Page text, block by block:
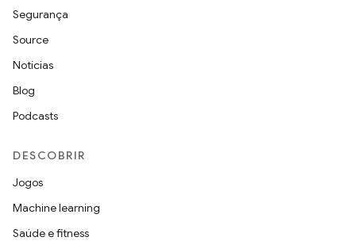
Segurança
Source
Notícias
Blog
Podcasts
DESCOBRIR
Jogos
Machine learning
Saúde e fitness